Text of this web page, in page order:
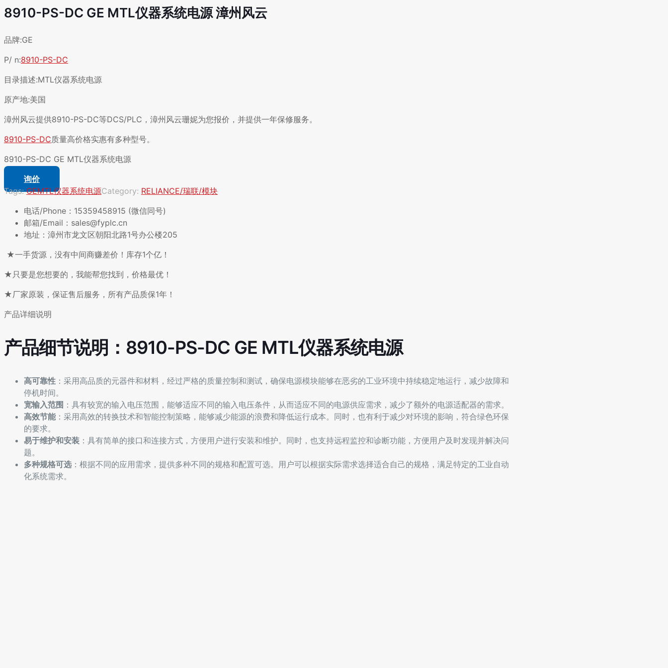
8910-PS-DC GE MTL仪器系统电源 漳州风云
品牌:GE
P/ n:8910-PS-DC
目录描述:MTL仪器系统电源
原产地:美国
漳州风云提供8910-PS-DC等DCS/PLC，漳州风云珊妮为您报价，并提供一年保修服务。
8910-PS-DC质量高价格实惠有多种型号。
8910-PS-DC GE MTL仪器系统电源
询价
Tags:GEMTL仪器系统电源Category: RELIANCE/瑞联/模块
电话/Phone：15359458915 (微信同号)
邮箱/Email：sales@fyplc.cn
地址：漳州市龙文区朝阳北路1号办公楼205
★一手货源，没有中间商赚差价！库存1个亿！
★只要是您想要的，我能帮您找到，价格最优！
★厂家原装，保证售后服务，所有产品质保1年！
产品详细说明
产品细节说明：8910-PS-DC GE MTL仪器系统电源
高可靠性 ：采用高品质的元器件和材料，经过严格的质量控制和测试，确保电源模块能够在恶劣的工业环境中持续稳定地运行，减少故障和
停机时间。
宽输入范围 ：具有较宽的输入电压范围，能够适应不同的输入电压条件，从而适应不同的电源供应需求，减少了额外的电源适配器的需求。
高效节能：采用高效的转换技术和智能控制策略，能够减少能源的浪费和降低运行成本。同时，也有利于减少对环境的影响，符合绿色环保
的要求。
易于维护和安装 ：具有简单的接口和连接方式，方便用户进行安装和维护。同时，也支持远程监控和诊断功能，方便用户及时发现并解决问
题。
多种规格可选 ：根据不同的应用需求，提供多种不同的规格和配置可选。用户可以根据实际需求选择适合自己的规格，满足特定的工业自动
化系统需求。